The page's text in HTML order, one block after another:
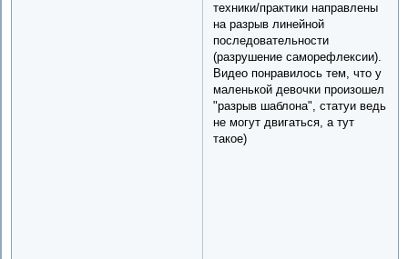
техники/практики направлены
на разрыв линейной
последовательности
(разрушение саморефлексии).
Видео понравилось тем, что у
маленькой девочки произошел
"разрыв шаблона", статуи ведь
не могут двигаться, а тут
такое)